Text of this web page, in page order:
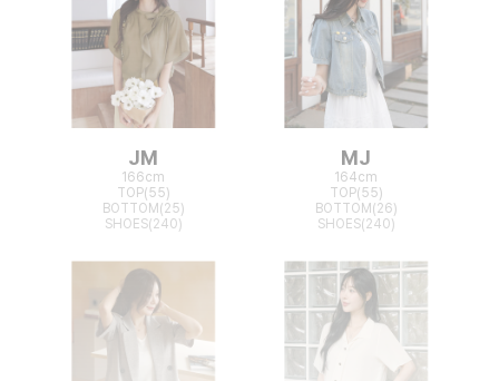
JM
166cm
TOP(55)
BOTTOM(25)
SHOES(240)
MJ
164cm
TOP(55)
BOTTOM(26)
SHOES(240)